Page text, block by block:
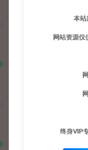
本站
网站资源仅
终身VIP